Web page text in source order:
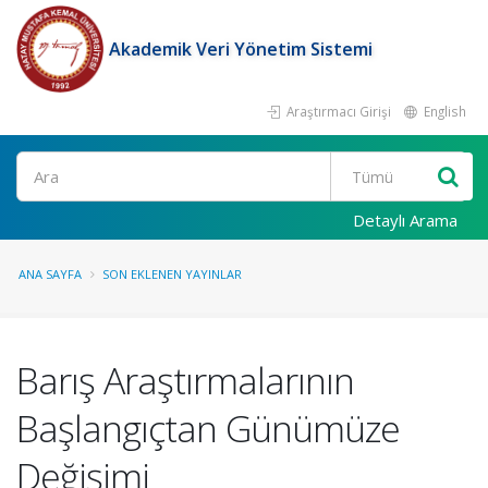
Akademik Veri Yönetim Sistemi
Araştırmacı Girişi English
Ara
Detaylı Arama
ANA SAYFA SON EKLENEN YAYINLAR
Barış Araştırmalarının
Başlangıçtan Günümüze
Değişimi